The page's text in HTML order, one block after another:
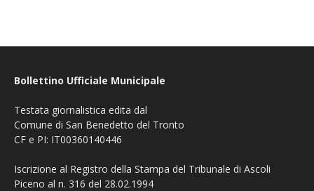
Bollettino Ufficiale Municipale
Testata giornalistica edita dal
Comune di San Benedetto del Tronto
CF e PI: IT00360140446
Iscrizione al Registro della Stampa del Tribunale di Ascoli
Piceno al n. 316 del 28.02.1994